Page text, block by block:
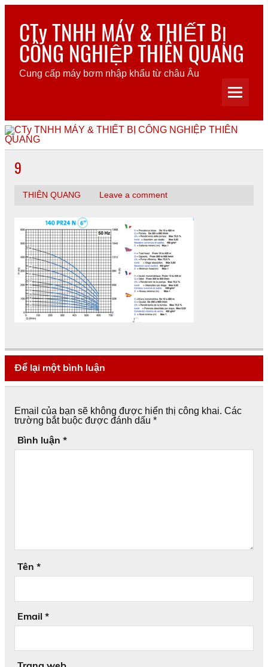
Skip
contentCTy TNHH MÁY & THIẾT BỊ
CÔNG NGHIỆP THIÊN QUANG
Cung cấp máy bơm nhập khẩu từ châu Âu
9
THIÊN QUANG Leave a comment
Để lại một bình luận
Email của bạn sẽ không được hiển thị công khai. Các
trường bắt buộc được đánh dấu *
Bình luận *
Tên *
Email *